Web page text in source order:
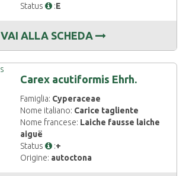
Status
:E
VAI ALLA SCHEDA
Carex acutiformis Ehrh.
Famiglia: Cyperaceae
Nome italiano: Carice tagliente
Nome francese: Laiche fausse laiche
aiguë
Status
:+
Origine: autoctona